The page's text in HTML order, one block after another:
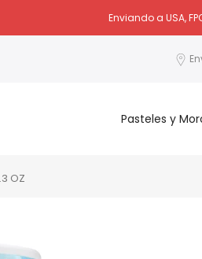
Enviando a USA,
Pasteles y
OZ